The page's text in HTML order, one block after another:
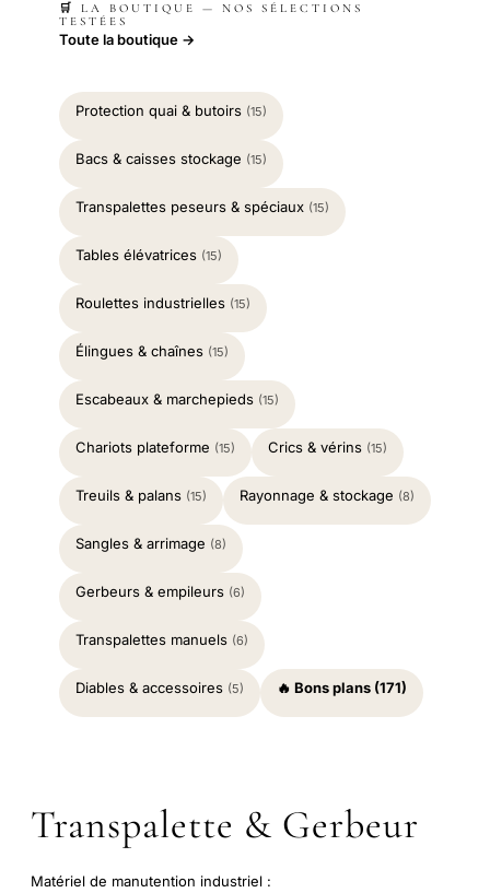
🛒 LA BOUTIQUE — NOS SÉLECTIONS
TESTÉES
Toute la boutique →
Protection quai & butoirs (15)
Bacs & caisses stockage (15)
Transpalettes peseurs & spéciaux (15)
Tables élévatrices (15)
Roulettes industrielles (15)
Élingues & chaînes (15)
Escabeaux & marchepieds (15)
Chariots plateforme (15) Crics & vérins (15)
Treuils & palans (15) Rayonnage & stockage (8)
Sangles & arrimage (8)
Gerbeurs & empileurs (6)
Transpalettes manuels (6)
Diables & accessoires (5) 🔥 Bons plans (171)
Transpalette & Gerbeur
Matériel de manutention industriel :